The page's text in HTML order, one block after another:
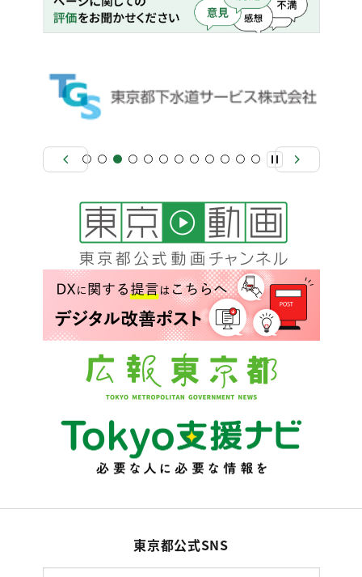
東京都公式SNS